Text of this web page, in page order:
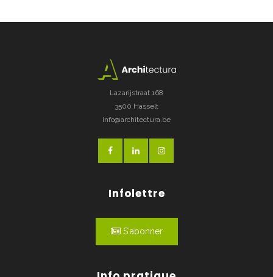
Lazarijstraat 168
3500 Hasselt
info@architectura.be
Infolettre
S'abonner